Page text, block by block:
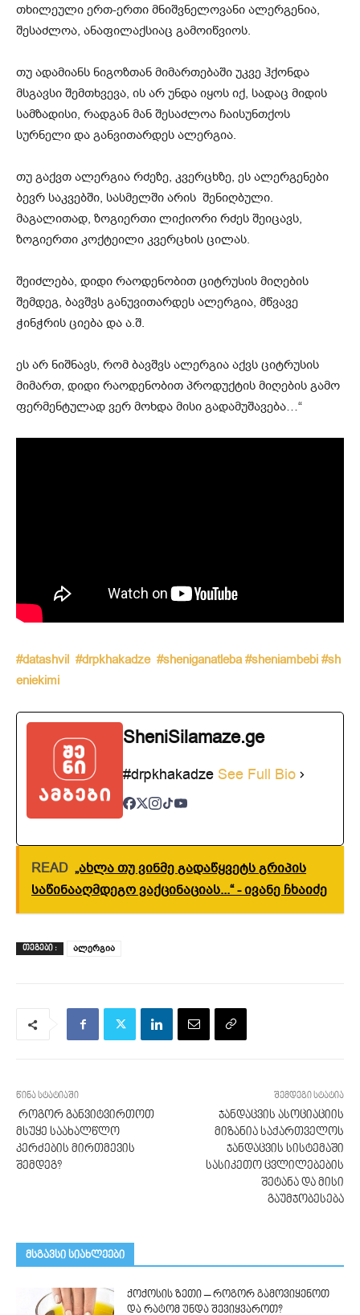
თხილეული ერთ-ერთი მნიშვნელოვანი ალერგენია,
შესაძლოა, ანაფილაქსიაც გამოიწვიოს.
თუ ადამიანს ნიგოზთან მიმართებაში უკვე ჰქონდა
მსგავსი შემთხვევა, ის არ უნდა იყოს იქ, სადაც მიდის
სამზადისი, რადგან მან შესაძლოა ჩაისუნთქოს
სურნელი და განვითარდეს ალერგია.
თუ გაქვთ ალერგია რძეზე, კვერცხზე, ეს ალერგენები
ბევრ საკვებში, სასმელში არის შენიღბული.
მაგალითად, ზოგიერთი ლიქიორი რძეს შეიცავს,
ზოგიერთი კოქტეილი კვერცხის ცილას.
შეიძლება, დიდი რაოდენობით ციტრუსის მიღების
შემდეგ, ბავშვს განუვითარდეს ალერგია, მწვავე
ჭინჭრის ციება და ა.შ.
ეს არ ნიშნავს, რომ ბავშვს ალერგია აქვს ციტრუსის
მიმართ, დიდი რაოდენობით პროდუქტის მიღების გამო
ფერმენტულად ვერ მოხდა მისი გადამუშავება…“
#datashvil #drpkhakadze #sheniganatleba #sheniambebi #sh
eniekimi
SheniSilamaze.ge
#drpkhakadze See Full Bio
READ „ახლა თუ ვინმე გადაწყვეტს გრიპის
საწინააღმდეგო ვაქცინაციას...“ - ივანე ჩხაიძე
ᲗᲔᲒᲔᲑᲘ : ალერგია
წინა სტატიაში
როგორ განვიტვირთოთ
მსუყე საახალწლო
კერძების მირთმევის
შემდეგ?
შემდეგი სტატია
ჯანდაცვის ასოციაციის
მიზანია საქართველოს
ჯანდაცვის სისტემაში
სასიკეთო ცვლილებების
შეტანა და მისი
გაუმჯობესება
მსგავსი სიახლეები
ქოქოსის ზეთი – როგორ გამოვიყენოთ
და რატომ უნდა შევიყვაროთ?